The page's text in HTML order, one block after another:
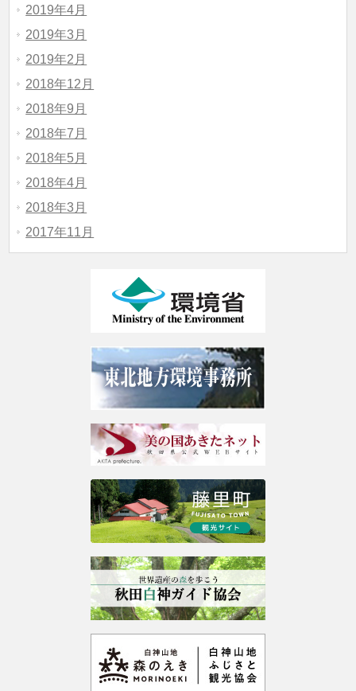
2019年4月
2019年3月
2019年2月
2018年12月
2018年9月
2018年7月
2018年5月
2018年4月
2018年3月
2017年11月